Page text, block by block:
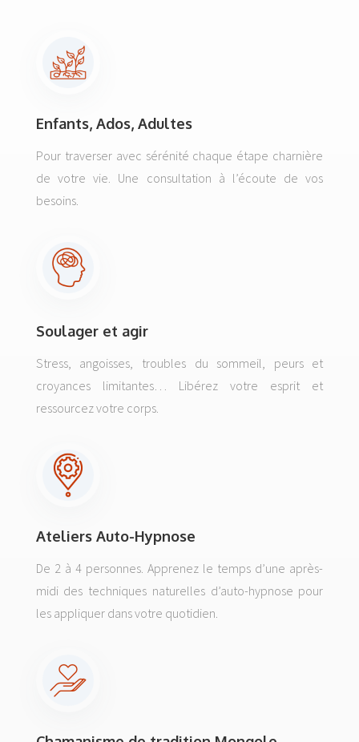
Enfants, Ados, Adultes
Pour traverser avec sérénité chaque étape charnière
de votre vie. Une consultation à l’écoute de vos
besoins.
Soulager et agir
Stress, angoisses, troubles du sommeil, peurs et
croyances limitantes… Libérez votre esprit et
ressourcez votre corps.
Ateliers Auto-Hypnose
De 2 à 4 personnes. Apprenez le temps d’une après-
midi des techniques naturelles d’auto-hypnose pour
les appliquer dans votre quotidien.